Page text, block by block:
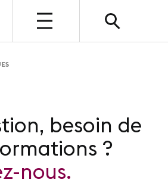
besoin de
?
nous.